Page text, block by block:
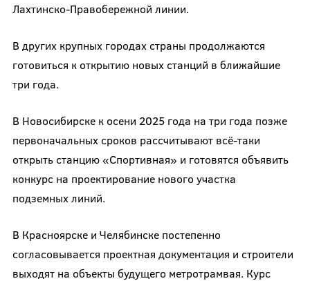
Лахтинско-Правобережной линии.
В других крупных городах страны продолжаются
готовиться к открытию новых станций в ближайшие
три года.
В Новосибирске к осени 2025 года на три года позже
первоначальных сроков рассчитывают всё-таки
открыть станцию «Спортивная» и готовятся объявить
конкурс на проектирование нового участка
подземных линий.
В Красноярске и Челябинске постепенно
согласовывается проектная документация и строители
выходят на объекты будущего метротрамвая. Курс